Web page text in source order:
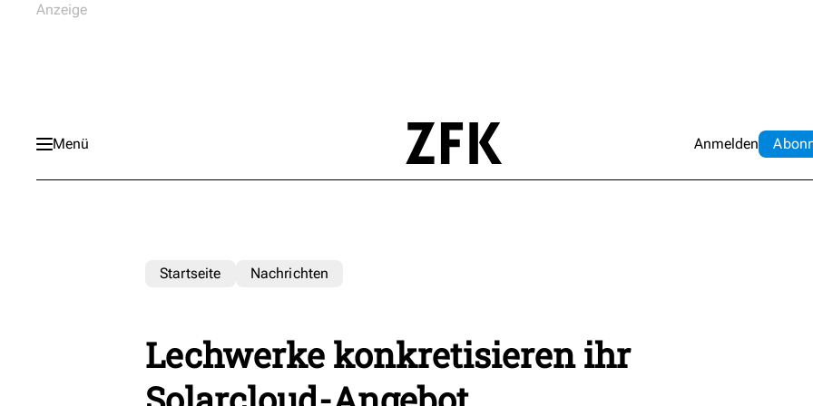
Menü Anmelden Abo
Startseite Nachrichten
Lechwerke konkretisieren ihr